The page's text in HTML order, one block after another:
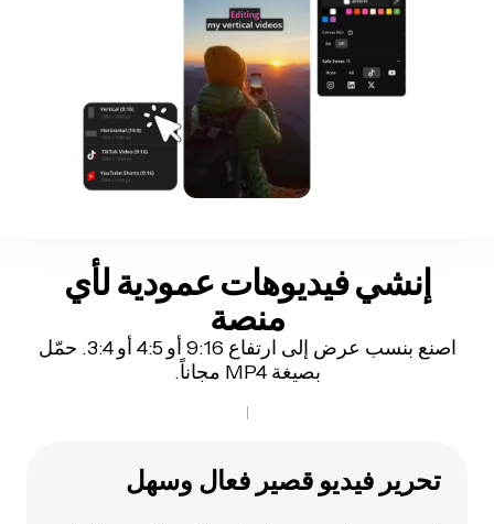
إنشي فيديوهات عمودية لأي
منصة
اصنع بنسب عرض إلى ارتفاع 9:16 أو 4:5 أو 3:4. حمّل
بصيغة MP4 مجاناً.
تحرير فيديو قصير فعال وسهل